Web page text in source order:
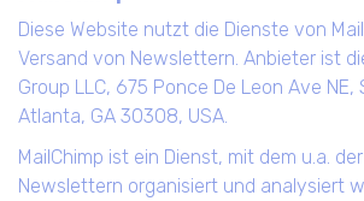
Diese Website nutzt die Dienste von
Versand von Newslettern. Anbieter ist
Group LLC, 675 Ponce De Leon Ave
Atlanta, GA 30308, USA.
MailChimp ist ein Dienst, mit dem u.a.
Newslettern organisiert und analysiert